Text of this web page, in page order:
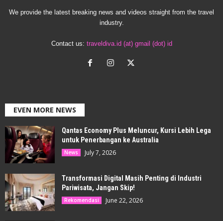
We provide the latest breaking news and videos straight from the travel
industry.
Contact us: traveldiva.id (at) gmail (dot) id
EVEN MORE NEWS
Qantas Economy Plus Meluncur, Kursi Lebih Lega
untuk Penerbangan ke Australia
News July 7, 2026
Transformasi Digital Masih Penting di Industri
Pariwisata, Jangan Skip!
Rekomendasi June 22, 2026